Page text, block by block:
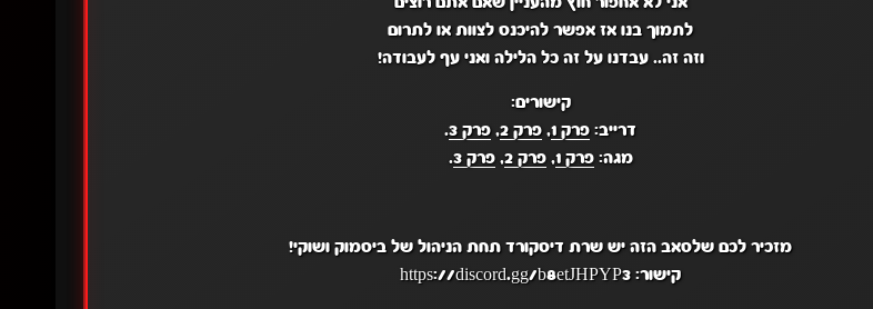
לתמוך בנו אז אפשר להיכנס לצוות או לתרום
וזה זה.. עבדנו על זה כל הלילה ואני עף לעבודה!
קישורים:
דרייב: פרק 1 , פרק 2 , פרק 3
.
מגה:פרק 1 ,פרק 2 ,פרק 3 .
מזכיר לכם שלסאב הזה יש שרת דיסקורד תחת הניהול של ביסמוק ושוקי!
קישור: https://discord.gg/b8etJHPYP3